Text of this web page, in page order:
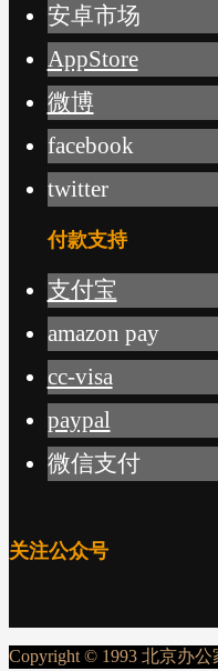
安卓市场
AppStore
微博
facebook
twitter
付款支持
支付宝
amazon pay
cc-visa
paypal
微信支付
关注公众号
Copyright © 1993 北京办